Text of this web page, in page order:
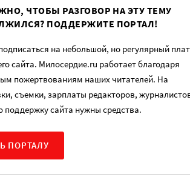
ЧТОБЫ РАЗГОВОР НА ЭТУ ТЕМУ
ПОДДЕРЖИТЕ ПОРТАЛ!
на небольшой, но регулярный
сайта. Милосердие.ru работает благодаря
пожертвованиям наших читателей. На
съемки, зарплаты редакторов,
поддержку сайта нужны средства.
ПОРТАЛУ